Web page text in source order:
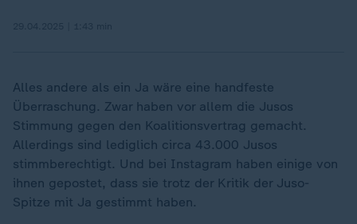
Alles andere als ein Ja wäre eine handfeste
Überraschung. Zwar haben vor allem die Jusos
Stimmung gegen den Koalitionsvertrag gemacht.
Allerdings sind lediglich circa 43.000 Jusos
stimmberechtigt. Und bei Instagram haben einige von
ihnen gepostet, dass sie trotz der Kritik der Juso-
Spitze mit Ja gestimmt haben.